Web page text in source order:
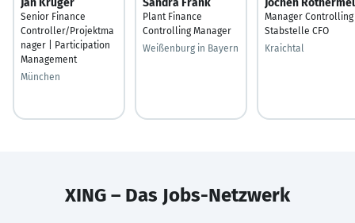
Senior Finance
Controller/Projektma
nager | Participation
Management
München
Plant Finance
Controlling Manager
Weißenburg in Bayern
Manager
Stabstelle CFO
Kraichtal
XING – Das Jobs-Netzwerk